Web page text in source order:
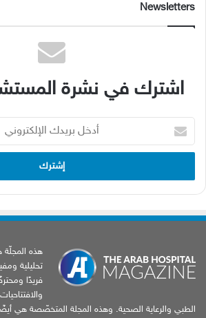
Newsletters
اشترك في نشرة
بريدك
الإلكتروني
هذه المجلّة
تحليلية
فريدًا
الطبي والرعاية الصحية. وهذه المجلة المتخصّصة هي